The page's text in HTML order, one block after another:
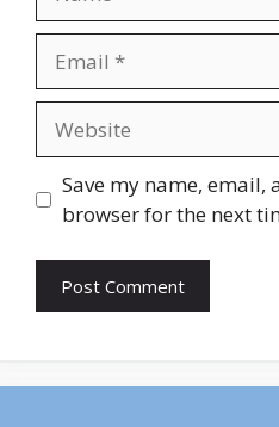
Save my name, email,
browser for the next